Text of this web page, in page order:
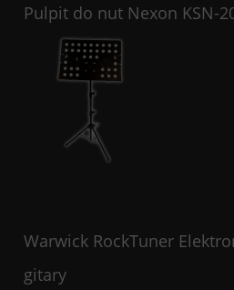
Pulpit do nut Nexon KSN-
Warwick RockTuner
gitary